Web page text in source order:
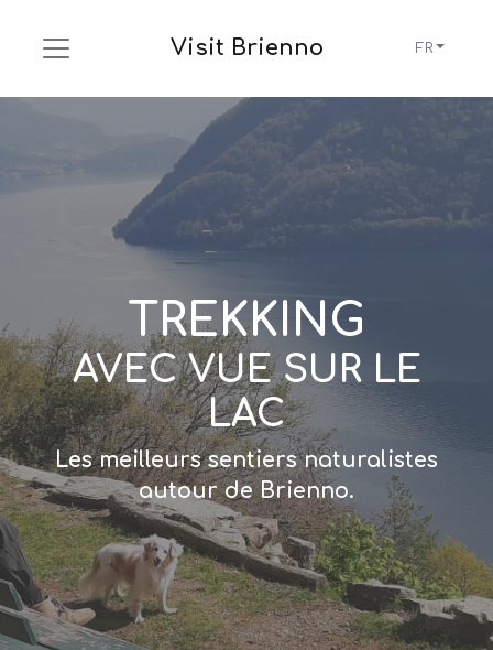
Visit Brienno FR
TREKKING
AVEC VUE SUR LE
LAC
Les meilleurs sentiers naturalistes
autour de Brienno.